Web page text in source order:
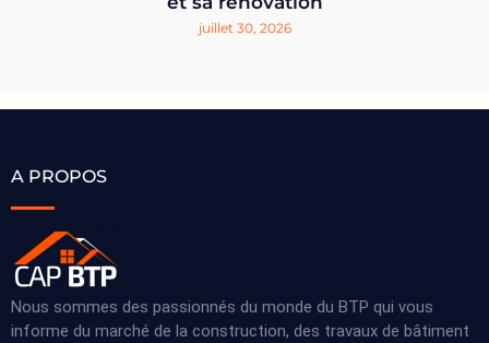
juillet 30, 2026
A PROPOS
Nous sommes des passionnés du monde du BTP qui vous
informe du marché de la construction, des travaux de bâtiment